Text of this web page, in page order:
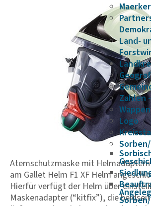
Maerker
Land-
Zahlen
Wappen
Logo
Atemschutzmaske mit
am Gallet Helm F1 XF Helm
Hierfür verfügt der Helm über
Maskenadapter (“kitfix”), die